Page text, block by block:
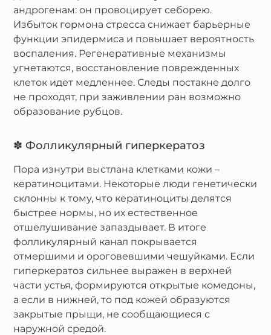
андрогенам: он провоцирует себорею.
Избыток гормона стресса снижает барьерные
функции эпидермиса и повышает вероятность
воспаления. Регенеративные механизмы
угнетаются, восстановление поврежденных
клеток идет медленнее. Следы постакне долго
не проходят, при заживлении ран возможно
образование рубцов.
✽ Фолликулярный гиперкератоз
Пора изнутри выстлана клетками кожи –
кератиноцитами. Некоторые люди генетически
склонны к тому, что кератиноциты делятся
быстрее нормы, но их естественное
отшелушивание запаздывает. В итоге
фолликулярный канал покрывается
отмершими и ороговевшими чешуйками. Если
гиперкератоз сильнее выражен в верхней
части устья, формируются открытые комедоны,
а если в нижней, то под кожей образуются
закрытые прыщи, не сообщающиеся с
наружной средой.